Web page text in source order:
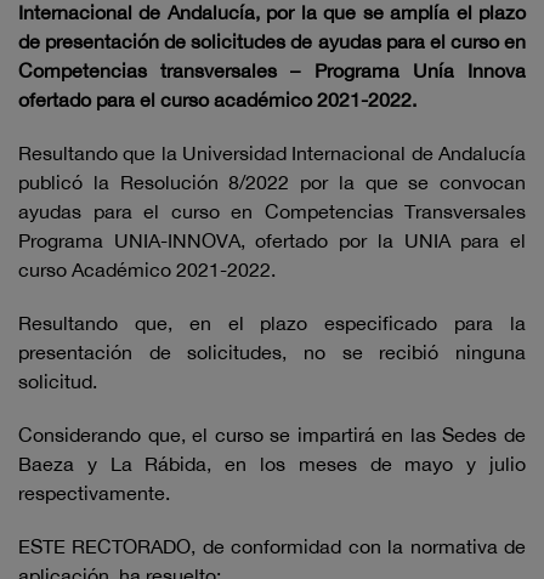
Internacional de Andalucía, por la que se amplía el plazo
de presentación de solicitudes de ayudas para el curso en
Competencias transversales – Programa Unía Innova
ofertado para el curso académico 2021-2022.
Resultando que la Universidad Internacional de Andalucía
publicó la Resolución 8/2022 por la que se convocan
ayudas para el curso en Competencias Transversales
Programa UNIA-INNOVA, ofertado por la UNIA para el
curso Académico 2021-2022.
Resultando que, en el plazo especificado para la
presentación de solicitudes, no se recibió ninguna
solicitud.
Considerando que, el curso se impartirá en las Sedes de
Baeza y La Rábida, en los meses de mayo y julio
respectivamente.
ESTE RECTORADO, de conformidad con la normativa de